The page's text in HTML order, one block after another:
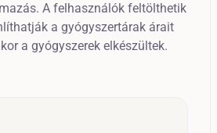
A felhasználók feltölthetik
a gyógyszertárak árait
a gyógyszerek elkészültek.